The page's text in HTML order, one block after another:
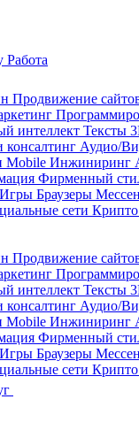
Работа
Продвижение
интеллект Тексты
консалтинг Аудио/
Mobile Инжиниринг
Фирменный
Игры Браузеры
сети
Продвижение
интеллект Тексты
консалтинг Аудио/
Mobile Инжиниринг
Фирменный
Игры Браузеры
сети